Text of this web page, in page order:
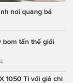
nơi quảng bá
bom tấn thế giới
1050 Ti với giá chỉ